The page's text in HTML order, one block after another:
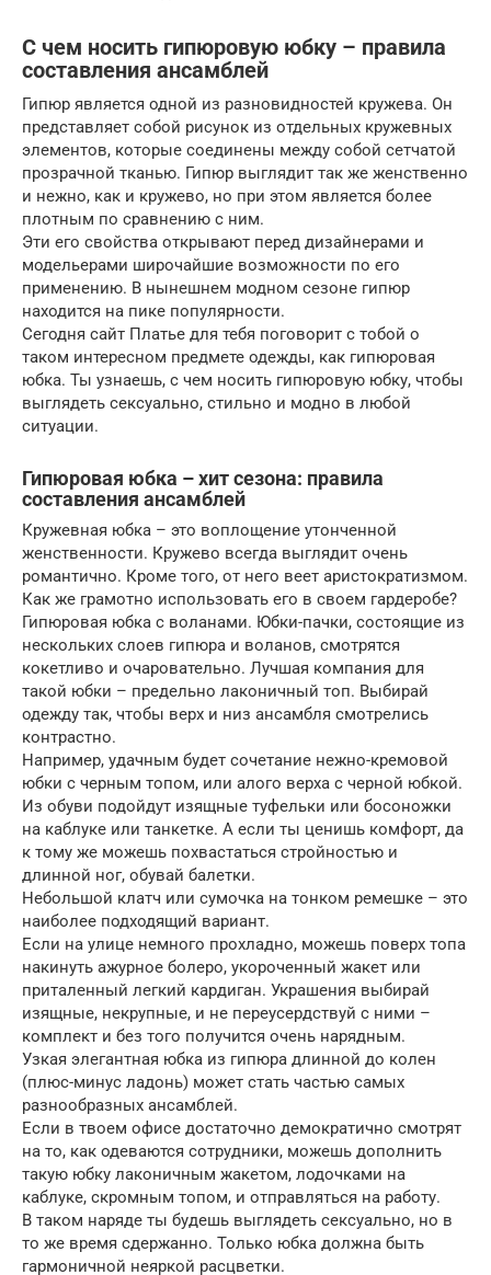
С чем носить гипюровую юбку – правила
составления ансамблей
Гипюр является одной из разновидностей кружева. Он
представляет собой рисунок из отдельных кружевных
элементов, которые соединены между собой сетчатой
прозрачной тканью. Гипюр выглядит так же женственно
и нежно, как и кружево, но при этом является более
плотным по сравнению с ним.
Эти его свойства открывают перед дизайнерами и
модельерами широчайшие возможности по его
применению. В нынешнем модном сезоне гипюр
находится на пике популярности.
Сегодня сайт Платье для тебя поговорит с тобой о
таком интересном предмете одежды, как гипюровая
юбка. Ты узнаешь, с чем носить гипюровую юбку, чтобы
выглядеть сексуально, стильно и модно в любой
ситуации.
Гипюровая юбка – хит сезона: правила
составления ансамблей
Кружевная юбка – это воплощение утонченной
женственности. Кружево всегда выглядит очень
романтично. Кроме того, от него веет аристократизмом.
Как же грамотно использовать его в своем гардеробе?
Гипюровая юбка с воланами. Юбки-пачки, состоящие из
нескольких слоев гипюра и воланов, смотрятся
кокетливо и очаровательно. Лучшая компания для
такой юбки – предельно лаконичный топ. Выбирай
одежду так, чтобы верх и низ ансамбля смотрелись
контрастно.
Например, удачным будет сочетание нежно-кремовой
юбки с черным топом, или алого верха с черной юбкой.
Из обуви подойдут изящные туфельки или босоножки
на каблуке или танкетке. А если ты ценишь комфорт, да
к тому же можешь похвастаться стройностью и
длинной ног, обувай балетки.
Небольшой клатч или сумочка на тонком ремешке – это
наиболее подходящий вариант.
Если на улице немного прохладно, можешь поверх топа
накинуть ажурное болеро, укороченный жакет или
приталенный легкий кардиган. Украшения выбирай
изящные, некрупные, и не переусердствуй с ними –
комплект и без того получится очень нарядным.
Узкая элегантная юбка из гипюра длинной до колен
(плюс-минус ладонь) может стать частью самых
разнообразных ансамблей.
Если в твоем офисе достаточно демократично смотрят
на то, как одеваются сотрудники, можешь дополнить
такую юбку лаконичным жакетом, лодочками на
каблуке, скромным топом, и отправляться на работу.
В таком наряде ты будешь выглядеть сексуально, но в
то же время сдержанно. Только юбка должна быть
гармоничной неяркой расцветки.